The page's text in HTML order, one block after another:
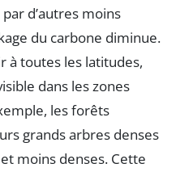
par d’autres moins
du carbone diminue.
à toutes les latitudes,
dans les zones
les forêts
grands arbres denses
moins denses. Cette